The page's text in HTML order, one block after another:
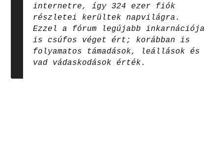
internetre, így 324 ezer fiók
részletei kerültek napvilágra.
Ezzel a fórum legújabb inkarnációja
is csúfos véget ért; korábban is
folyamatos támadások, leállások és
vad vádaskodások érték.